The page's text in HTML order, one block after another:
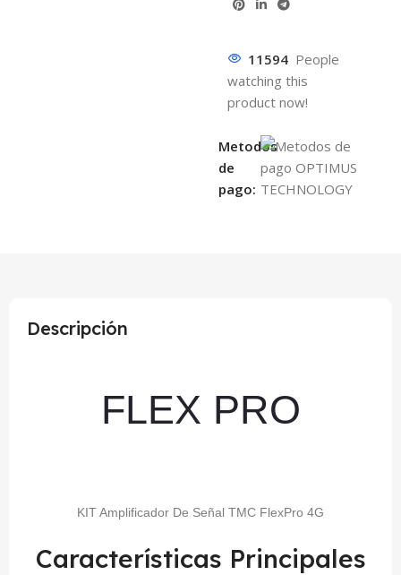
11594 People
watching this
product now!
Metodos
de
pago:
Descripción
FLEX PRO
KIT Amplificador De Señal TMC FlexPro 4G
Características Principales